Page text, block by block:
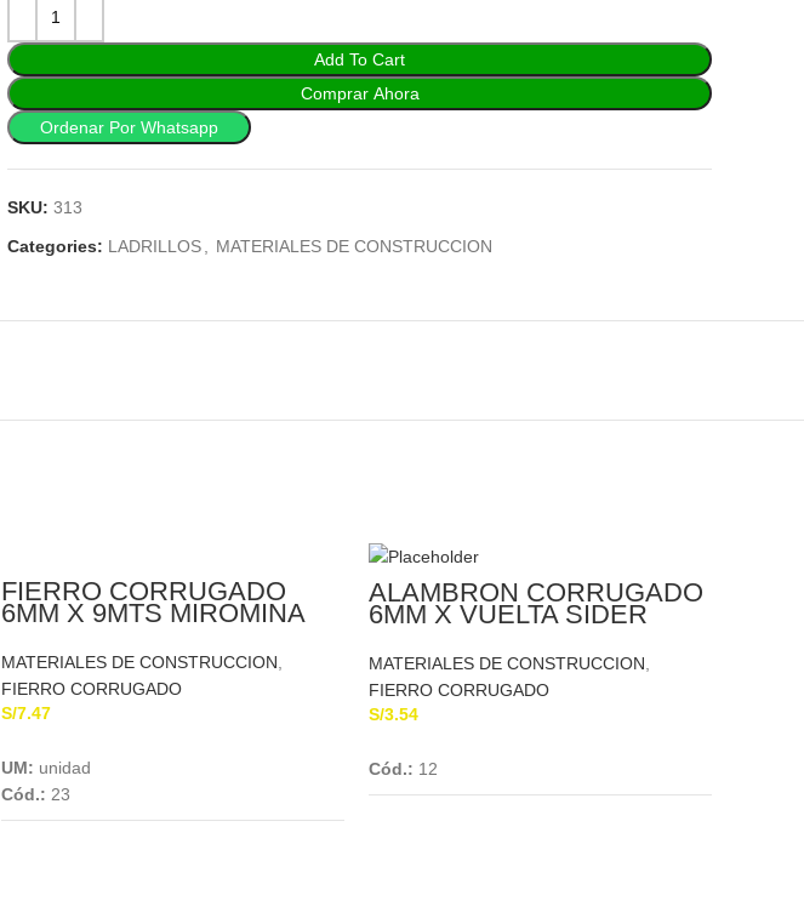
Add To Cart
Comprar Ahora
Ordenar Por Whatsapp
SKU: 313
Categories: LADRILLOS MATERIALES DE CONSTRUCCION
FIERRO CORRUGADO
6MM X 9MTS MIROMINA
MATERIALES DE CONSTRUCCION
FIERRO CORRUGADO
S/7.47
UM: unidad
Cód.: 23
ALAMBRON CORRUGADO
6MM X VUELTA SIDER
MATERIALES DE CONSTRUCCION,
FIERRO CORRUGADO
S/3.54
Cód.: 12